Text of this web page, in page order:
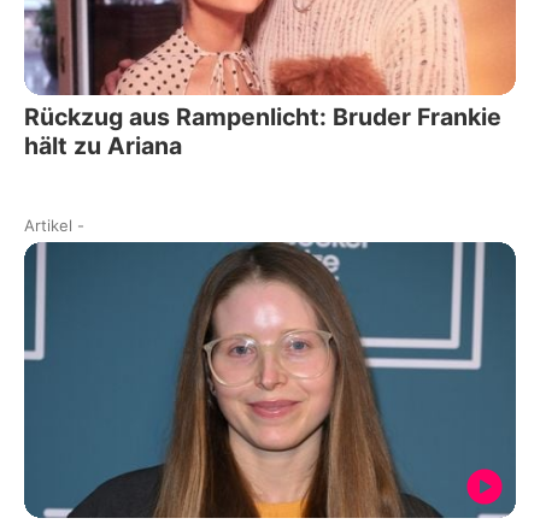
Rückzug aus Rampenlicht: Bruder Frankie
hält zu Ariana
Artikel -